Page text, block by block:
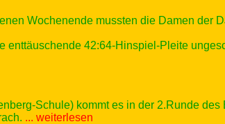
Wochenende mussten die Damen der
enttäuschende 42:64-Hinspiel-Pleite
Schule) kommt es in der 2.Runde
... weiterlesen